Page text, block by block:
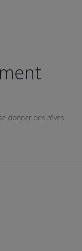
donner des rêves.